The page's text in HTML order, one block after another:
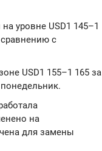
уровне USD1 145–1
сравнению с
USD1 155–1 165 за
на
для замены